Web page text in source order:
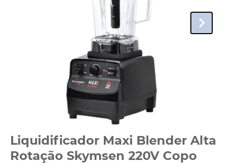
Liquidificador Maxi Blender Alta
Rotação Skymsen 220V Copo